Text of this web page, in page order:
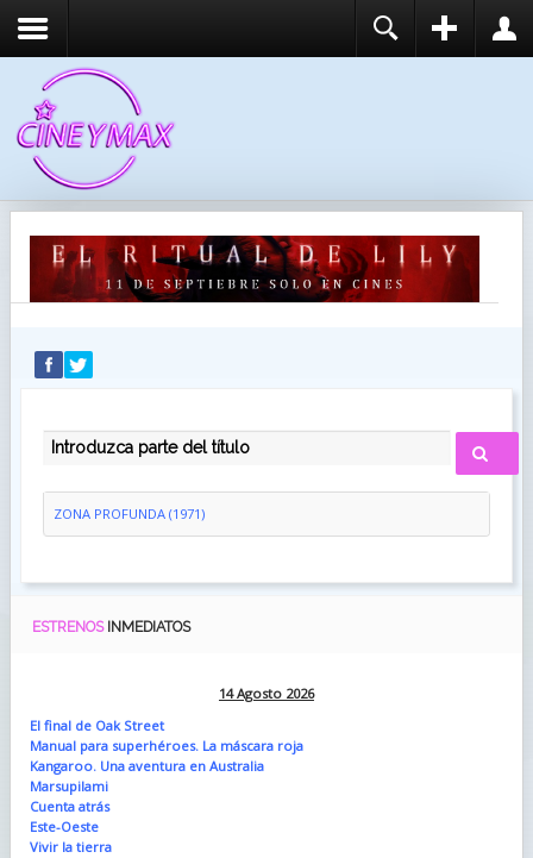
RECUÉRDEME
IDENTIFICARSE
INTRODUZCA PARTE DEL TÍTULO
ZONA PROFUNDA (1971)
ESTRENOS INMEDIATOS
14 Agosto 2026
El final de Oak Street
Manual para superhéroes. La máscara roja
Kangaroo. Una aventura en Australia
Marsupilami
Cuenta atrás
Este-Oeste
Vivir la tierra